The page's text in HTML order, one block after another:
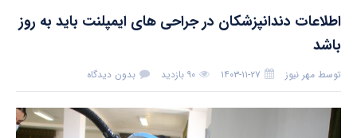
اطلاعات دندانپزشکان در جراحی های ایمپلنت باید به روز
باشد
توسط مهر نیوز ۱۴۰۳-۱۱-۲۷ ۹۰ بازدید بدون دیدگاه